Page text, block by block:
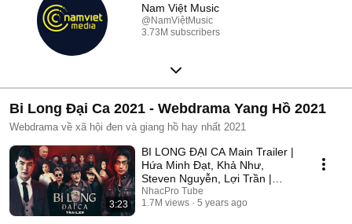
Nam Việt Music
@NamViệtMusic
3.73M subscribers
Bi Long Đại Ca 2021 - Webdrama Yang Hồ 2021
Webdrama về xã hội đen và giang hồ hay nhất 2021
3:23
BI LONG ĐẠI CA Main Trailer |
Hứa Minh Đạt, Khả Như,
Steven Nguyễn, Lợi Trần |
Webdrama Yang Hồ 2021
NhacPro Tube
1.7M views
5 years ago